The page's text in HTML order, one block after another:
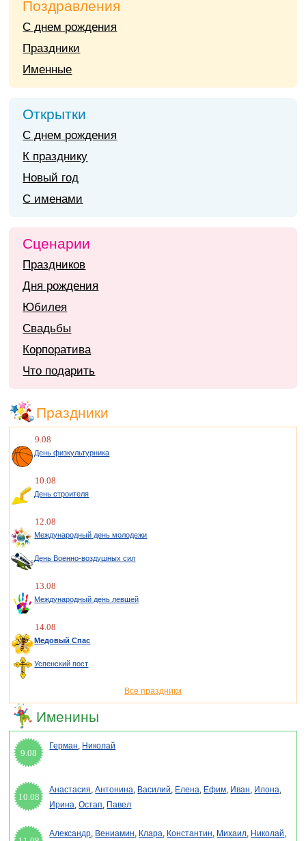
Поздравления
С днем рождения
Праздники
Именные
Открытки
С днем рождения
К празднику
Новый год
С именами
Сценарии
Праздников
Дня рождения
Юбилея
Свадьбы
Корпоратива
Что подарить
Праздники
9.08
День физкультурника
10.08
День строителя
12.08
Международный день молодежи
День Военно-воздушных сил
13.08
Международный день левшей
14.08
Медовый Спас
Успенский пост
Все праздники
Именины
9.08
Герман, Николай
10.08
Анастасия,Антонина, Василий, Елена, Ефим, Иван, Илона,
Ирина,Остап, Павел
Александр, Вениамин, Клара, Константин, Михаил, Николай,